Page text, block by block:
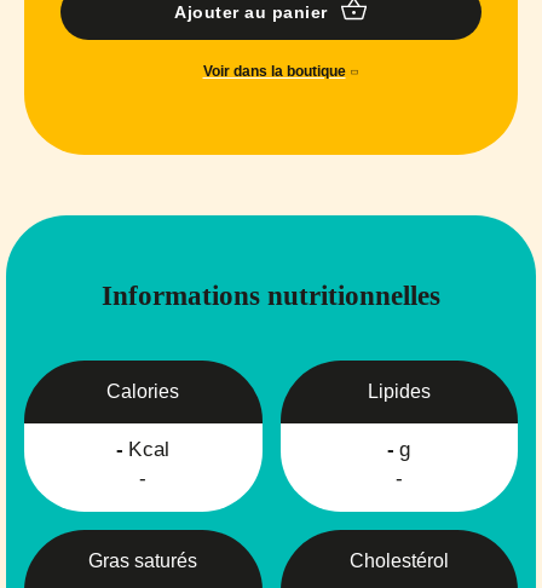
Ajouter au panier
Voir dans la boutique
Informations nutritionnelles
Calories
- Kcal
-
Lipides
- g
-
Gras saturés Cholestérol